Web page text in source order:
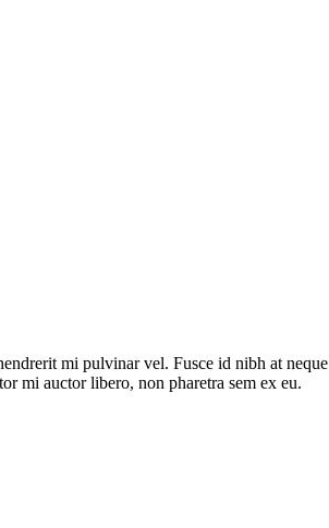
mi pulvinar vel. Fusce id nibh at
mi auctor libero, non pharetra sem ex eu.